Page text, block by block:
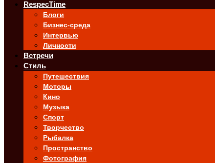
RespecTime
Блоги
Бизнес-среда
Интервью
Личности
Встречи
Стиль
Путешествия
Моторы
Кино
Музыка
Спорт
Творчество
Рыбалка
Пространство
Фотография